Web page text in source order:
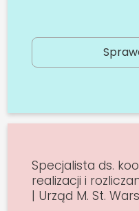
Specjalista ds.
realizacji i
| Urząd M. St.